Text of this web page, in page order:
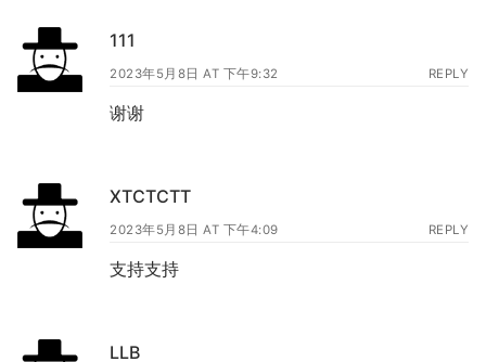
111
2023年5月8日 AT 下午9:32 REPLY
谢谢
XTCTCTT
2023年5月8日 AT 下午4:09 REPLY
支持支持
LLB